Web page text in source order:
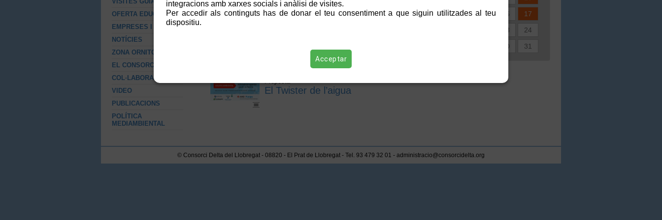
OFERTA EDUCATIVA
EMPRESES I RSC
NOTÍCIES
ZONA ORNITOLÒGICA
EL CONSORCI
COL·LABORACIONS
VIDEO
PUBLICACIONS
POLÍTICA
MEDIAMBIENTAL
03/12/2023
Proposta
El Twister de l’aigua
11 12 13 14 15 16 17
23 24
30 31
© Consorci Delta del Llobregat - 08820 - El Prat de Llobregat - Tel. 93 479 32 01 - administracio@consorcidelta.org
integracions amb xarxes socials i anàlisi de visites.
Per accedir als continguts has de donar el teu consentiment a que siguin utilitzades al teu
dispositiu.
Acceptar